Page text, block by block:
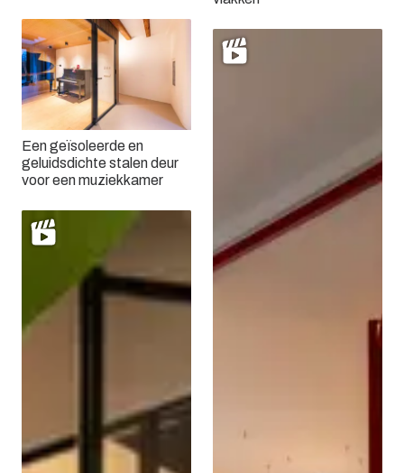
Een geïsoleerde en
geluidsdichte stalen deur
voor een muziekkamer